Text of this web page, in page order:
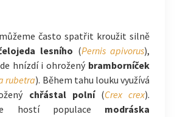
často spatřit kroužit silně
lesního (Pernis apivorus),
hnízdí i ohrožený bramborníček
rubetra). Během tahu louku využívá
chřástal polní(Crex crex).
hostí populace modráska